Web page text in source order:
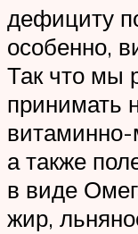
дефициту
особенно,
Так что мы
принимать
а также
в виде
жир,